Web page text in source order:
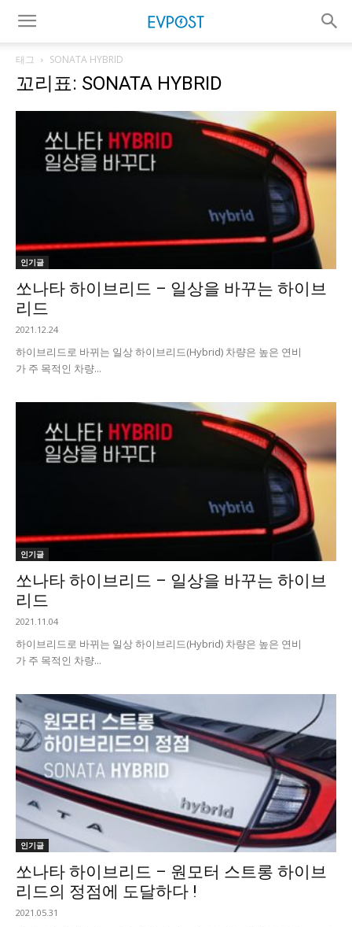
태그 SONATA HYBRID
꼬리표: SONATA HYBRID
인기글
쏘나타 하이브리드 – 일상을 바꾸는 하이브
리드
2021.12.24
하이브리드로 바뀌는 일상 하이브리드(Hybrid) 차량은 높은 연비
가 주 목적인 차량...
인기글
쏘나타 하이브리드 – 일상을 바꾸는 하이브
리드
2021.11.04
하이브리드로 바뀌는 일상 하이브리드(Hybrid) 차량은 높은 연비
가 주 목적인 차량...
인기글
쏘나타 하이브리드 – 원모터 스트롱 하이브
리드의 정점에 도달하다 !
2021.05.31